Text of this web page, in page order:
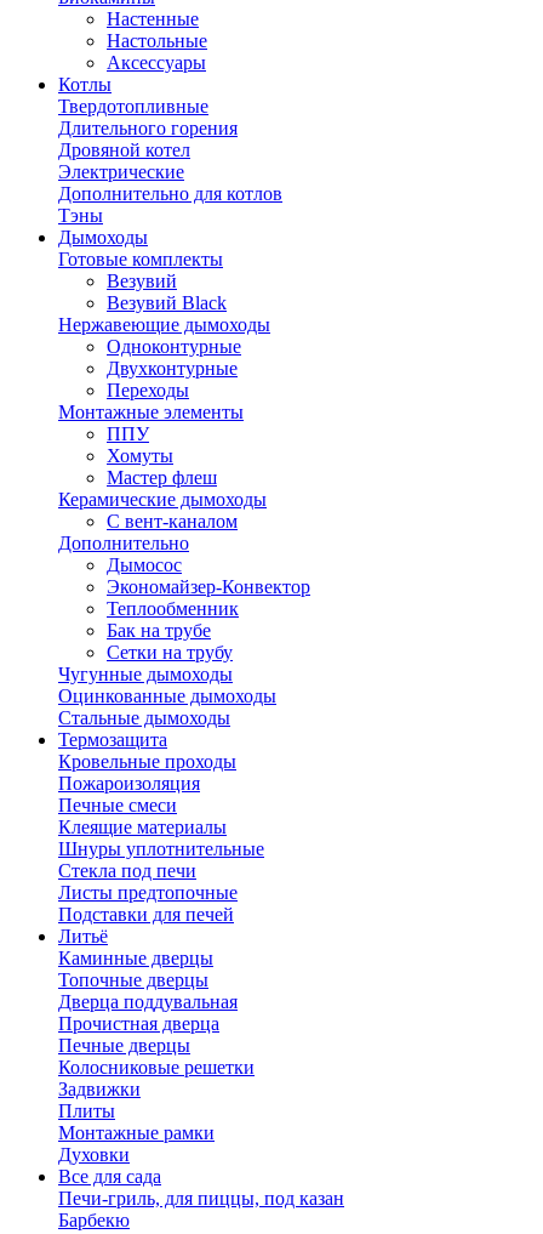
Настенные
Настольные
Аксессуары
Котлы
Твердотопливные
Длительного горения
Дровяной котел
Электрические
Дополнительно для котлов
Тэны
Дымоходы
Готовые комплекты
Везувий
Везувий Black
Нержавеющие дымоходы
Одноконтурные
Двухконтурные
Переходы
Монтажные элементы
ППУ
Хомуты
Мастер флеш
Керамические дымоходы
С вент-каналом
Дополнительно
Дымосос
Экономайзер-Конвектор
Теплообменник
Бак на трубе
Сетки на трубу
Чугунные дымоходы
Оцинкованные дымоходы
Стальные дымоходы
Термозащита
Кровельные проходы
Пожароизоляция
Печные смеси
Клеящие материалы
Шнуры уплотнительные
Стекла под печи
Листы предтопочные
Подставки для печей
Литьё
Каминные дверцы
Топочные дверцы
Дверца поддувальная
Прочистная дверца
Печные дверцы
Колосниковые решетки
Задвижки
Плиты
Монтажные рамки
Духовки
Все для сада
Печи-гриль, для пиццы, под казан
Барбекю